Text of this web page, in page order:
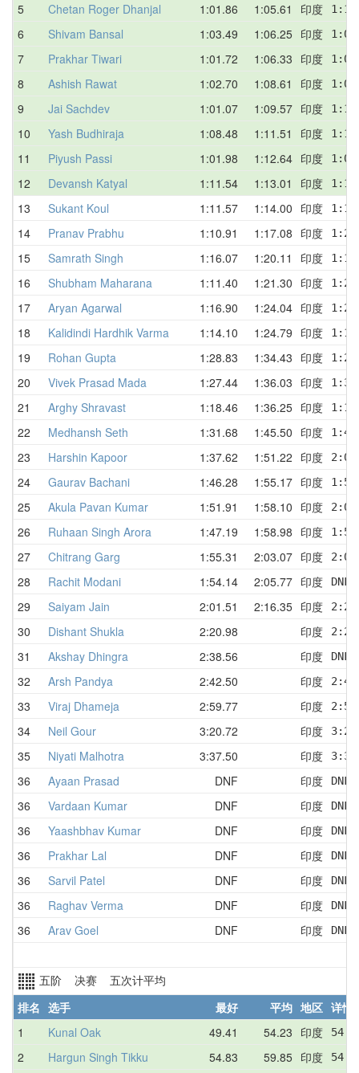
5 Chetan Roger Dhanjal 1:01.86 1:05.61 印度
6 Shivam Bansal 1:03.49 1:06.25 印度
7 Prakhar Tiwari 1:01.72 1:06.33 印度
8 Ashish Rawat 1:02.70 1:08.61 印度
9 Jai Sachdev 1:01.07 1:09.57 印度
10 Yash Budhiraja 1:08.48 1:11.51 印度
11 Piyush Passi 1:01.98 1:12.64 印度
12 Devansh Katyal 1:11.54 1:13.01 印度
13 Sukant Koul 1:11.57 1:14.00 印度
14 Pranav Prabhu 1:10.91 1:17.08 印度
15 Samrath Singh 1:16.07 1:20.11 印度
16 Shubham Maharana 1:11.40 1:21.30 印度
17 Aryan Agarwal 1:16.90 1:24.04 印度
18 Kalidindi Hardhik Varma 1:14.10 1:24.79 印度
19 Rohan Gupta 1:28.83 1:34.43 印度
20 Vivek Prasad Mada 1:27.44 1:36.03 印度
21 Arghy Shravast 1:18.46 1:36.25 印度
22 Medhansh Seth 1:31.68 1:45.50 印度
23 Harshin Kapoor 1:37.62 1:51.22 印度
24 Gaurav Bachani 1:46.28 1:55.17 印度
25 Akula Pavan Kumar 1:51.91 1:58.10 印度
26 Ruhaan Singh Arora 1:47.19 1:58.98 印度
27 Chitrang Garg 1:55.31 2:03.07 印度
28 Rachit Modani 1:54.14 2:05.77 印度
29 Saiyam Jain 2:01.51 2:16.35 印度
30 Dishant Shukla 2:20.98 印度
31 Akshay Dhingra 2:38.56 印度
32 Arsh Pandya 2:42.50 印度
33 Viraj Dhameja 2:59.77 印度
34 Neil Gour 3:20.72 印度
35 Niyati Malhotra 3:37.50 印度
36 Ayaan Prasad DNF 印度
36 Vardaan Kumar DNF 印度
36 Yaashbhav Kumar DNF 印度
36 Prakhar Lal DNF 印度
36 Sarvil Patel DNF 印度
36 Raghav Verma DNF 印度
36 Arav Goel DNF 印度
五阶 决赛 五次计平均
排名 选手 最好 平均 地区 详情
1
Kunal Oak 49.41 54.23 印度
2 Hargun Singh Tikku 54.83 59.85 印度